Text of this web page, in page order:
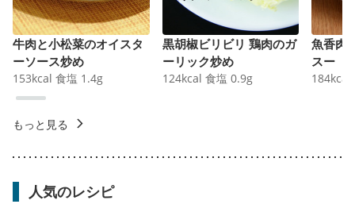
牛肉と小松菜のオイスタ
ーソース炒め
153kcal 食塩 1.4g
黒胡椒ビリビリ 鶏肉のガ
ーリック炒め
124kcal 食塩 0.9g
魚香肉
スー
184kcal
もっと見る
人気のレシピ